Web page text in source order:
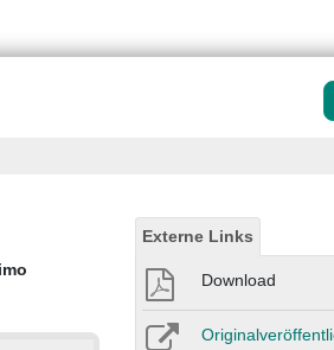
Externe Links
Download